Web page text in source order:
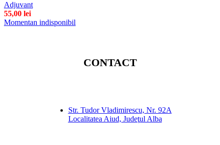
Adjuvant
55,00 lei
Momentan indisponibil
CONTACT
Str. Tudor Vladimirescu, Nr. 92A
Localitatea Aiud, Judeţul Alba